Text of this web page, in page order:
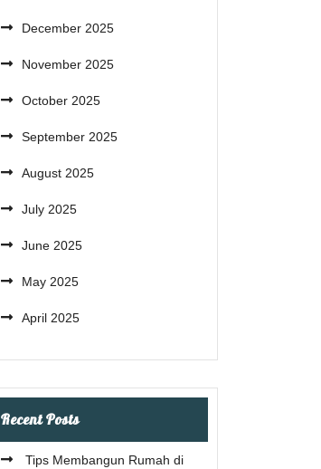
December 2025
November 2025
October 2025
September 2025
August 2025
July 2025
June 2025
May 2025
April 2025
Recent Posts
Tips Membangun Rumah di